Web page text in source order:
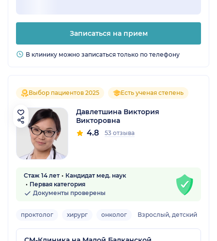
Записаться на прием
В клинику можно записаться только по телефону
Выбор пациентов 2025 Есть ученая степень
Давлетшина Виктория
Викторовна
4.8 53 отзыва
Стаж 14 лет
Кандидат мед. наук
Первая категория
Документы проверены
проктолог хирург онколог Взрослый, детский